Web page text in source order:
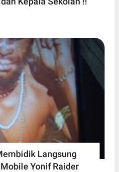
Langsung
Yonif Raider